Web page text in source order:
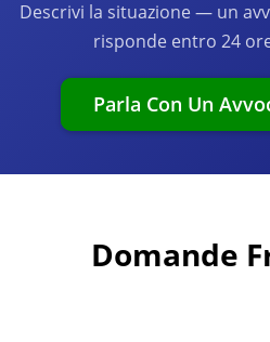
Descrivi la situazione — un
risponde entro 24
Parla Con Un
Domande